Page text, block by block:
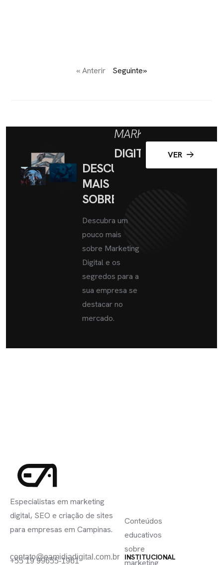
« Anterir Seguinte»
DESCUBRA
MAIS
SOBRE
MARKETING
DIGITAL
Descubra um
pouco mais
sobre Marketing
Digital e os
segredos para a
sua empresa se
destacar no
mercado.
VER
Especialistas em marketing
digital, SEO e criação de sites
para empresas em Campinas.
contato@eamidiadigital.com.br
+55 19 99655-1961 INSTITUCIONAL
Conteúdos
educativos
sobre
marketing